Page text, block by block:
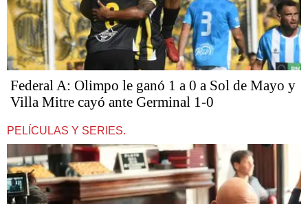
Federal A: Olimpo le ganó 1 a 0 a Sol de Mayo y
Villa Mitre cayó ante Germinal 1-0
PELÍCULAS Y SERIES.